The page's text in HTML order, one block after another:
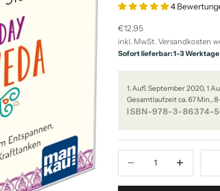
4
Angebot
€12,95
inkl. MwSt. Versandkosten
Sofort lieferbar: 1-3 Werktage
1. Aufl. September 2020, 1
Gesamtlaufzeit ca. 67 Min.,
ISBN-978-3-86374-